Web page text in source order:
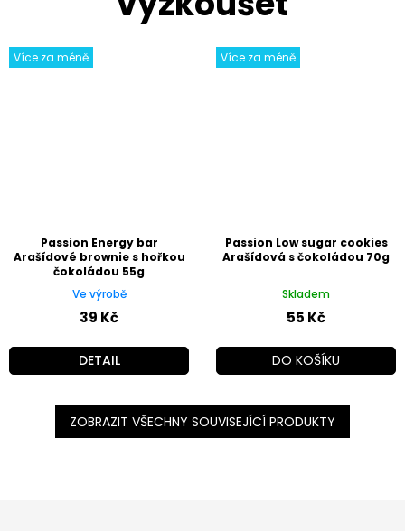
Více za méně
Passion Energy bar
Arašídové brownie s hořkou
čokoládou 55g
Ve výrobě
39 Kč
DETAIL
Více za méně
Passion Low sugar cookies
Arašídová s čokoládou 70g
Skladem
55 Kč
DO KOŠÍKU
ZOBRAZIT VŠECHNY SOUVISEJÍCÍ PRODUKTY